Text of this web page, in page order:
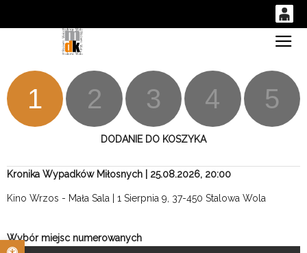
Otwórz pasek narzędzi
PLN
14
1 2 3 4 5
DODANIE DO KOSZYKA
Kronika Wypadków Miłosnych | 25.08.2026, 20:00
Kino Wrzos - Mała Sala | 1 Sierpnia 9, 37-450 Stalowa Wola
Wybór miejsc numerowanych